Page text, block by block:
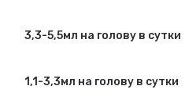
3,3-5,5мл на голову в сутки
1,1-3,3мл на голову в сутки